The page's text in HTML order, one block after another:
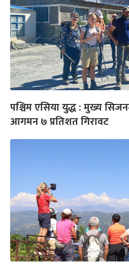
पश्चिम एसिया युद्ध : मुख्य
आगमन ७ प्रतिशत गिरावट